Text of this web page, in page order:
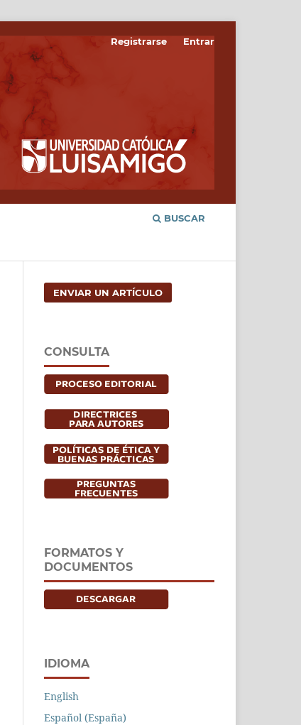
BUSCAR
Registrarse Entrar
ENVIAR UN ARTÍCULO
CONSULTA
FORMATOS Y
DOCUMENTOS
IDIOMA
English
Español (España)